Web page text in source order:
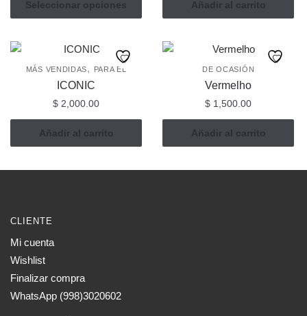
desde
$ 1,475.00
Seleccionar opciones
producto
variantes.
Las
opciones
se
pueden
elegir
la
Añadir al carrito
MÁS VENDIDAS, PARA ÉL
ICONIC
$ 2,000.00
Añadir al carrito
DE OCASIÓN
Vermelho
$ 1,500.00
Añadir al carrito
CLIENTE
Mi cuenta
Wishlist
Finalizar compra
WhatsApp (998)3020602